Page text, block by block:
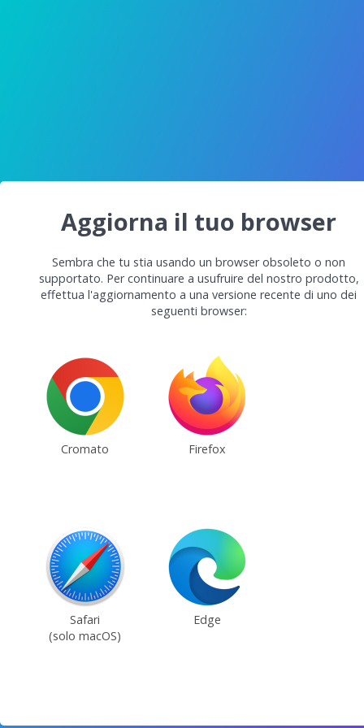
Aggiorna il tuo browser
Sembra che tu stia usando un browser obsoleto o non
supportato. Per continuare a usufruire del nostro prodotto,
effettua l'aggiornamento a una versione recente di uno dei
seguenti browser:
Cromato Firefox
Safari
(solo macOS)
Edge